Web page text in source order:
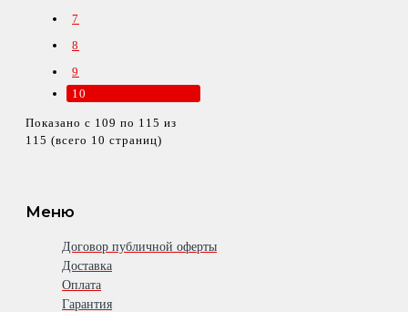
7
8
9
10
Показано с 109 по 115 из
115 (всего 10 страниц)
Меню
Договор публичной оферты
Доставка
Оплата
Гарантия